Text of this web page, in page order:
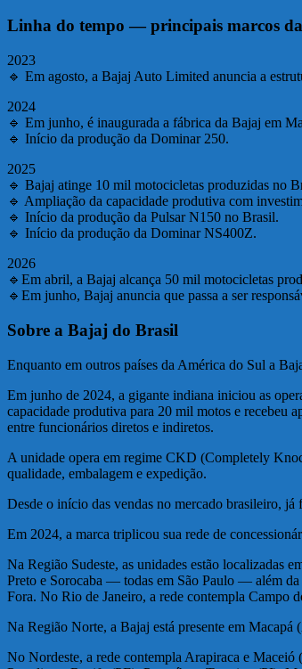
Linha do tempo — principais marcos
2023
🔹 Em agosto, a Bajaj Auto Limited anuncia a
2024
🔹 Em junho, é inaugurada a fábrica da Bajaj em
🔹 Início da produção da Dominar 250.
2025
🔹 Bajaj atinge 10 mil motocicletas produzidas no
🔹 Ampliação da capacidade produtiva com
🔹 Início da produção da Pulsar N150 no Brasil.
🔹 Início da produção da Dominar NS400Z.
2026
🔹Em abril, a Bajaj alcança 50 mil motocicletas
🔹Em junho, Bajaj anuncia que passa a ser
Sobre a Bajaj do Brasil
Enquanto em outros países da América do Sul a
Em junho de 2024, a gigante indiana iniciou as
capacidade produtiva para 20 mil motos e recebeu
entre funcionários diretos e indiretos.
A unidade opera em regime CKD (Completely
qualidade, embalagem e expedição.
Desde o início das vendas no mercado brasileiro,
Em 2024, a marca triplicou sua rede de
Na Região Sudeste, as unidades estão localizadas
Preto e Sorocaba — todas em São Paulo — além da
Fora. No Rio de Janeiro, a rede contempla Campo
Na Região Norte, a Bajaj está presente em
No Nordeste, a rede contempla Arapiraca e